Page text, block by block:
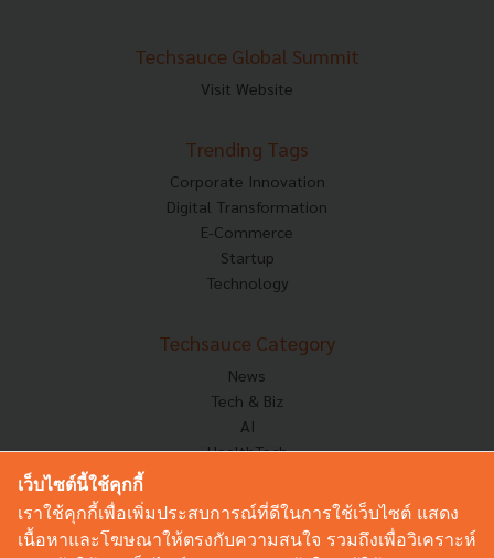
Techsauce Global Summit
Visit Website
Trending Tags
Corporate Innovation
Digital Transformation
E-Commerce
Startup
Technology
Techsauce Category
News
Tech & Biz
AI
HealthTech
Corp Innov
Saucy Thoughts
Based On
เว็บไซต์นี้ใช้คุกกี้
เราใช้คุกกี้เพื่อเพิ่มประสบการณ์ที่ดีในการใช้เว็บไซต์ แสดง
เนื้อหาและโฆษณาให้ตรงกับความสนใจ รวมถึงเพื่อวิเคราะห์